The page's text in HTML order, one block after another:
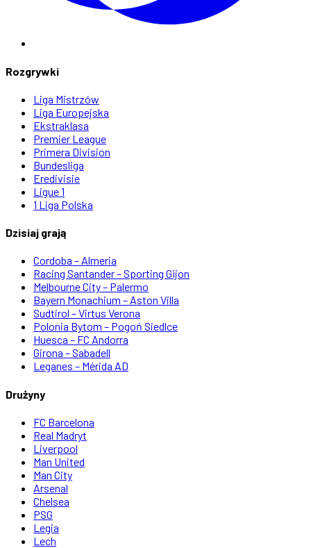
Rozgrywki
Liga Mistrzów
Liga Europejska
Ekstraklasa
Premier League
Primera Division
Bundesliga
Eredivisie
Ligue 1
1 Liga Polska
Dzisiaj grają
Cordoba – Almeria
Racing Santander – Sporting Gijon
Melbourne City – Palermo
Bayern Monachium – Aston Villa
Sudtirol – Virtus Verona
Polonia Bytom – Pogoń Siedlce
Huesca – FC Andorra
Girona – Sabadell
Leganes – Mérida AD
Drużyny
FC Barcelona
Real Madryt
Liverpool
Man United
Man City
Arsenal
Chelsea
PSG
Legia
Lech